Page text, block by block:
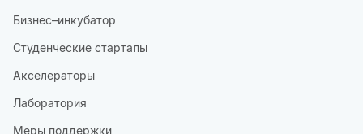
Бизнес–инкубатор
Студенческие стартапы
Акселераторы
Лаборатория
Меры поддержки